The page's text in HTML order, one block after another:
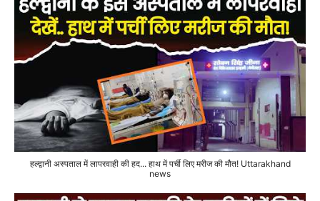
हल्द्वानी अस्पताल में लापरवाही की हद... हाथ में पर्ची लिए मरीज की मौत! Uttarakhand
news